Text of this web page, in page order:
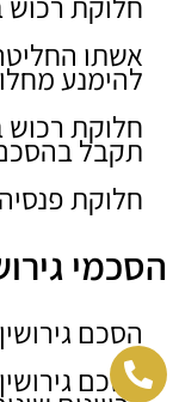
אשתו
להימנע
חלוקת רכוש
תקבל בהסכם
חלוקת פנסיה
הסכמי
הסכם גירושין
הסכם